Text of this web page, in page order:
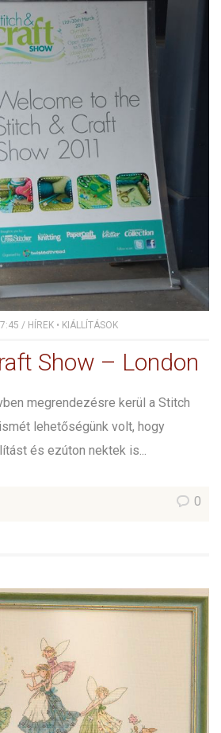
/ HÍREK • KIÁLLÍTÁSOK
Show – London
megrendezésre kerül a Stitch
lehetőségünk volt, hogy
és ezúton nektek is...
0